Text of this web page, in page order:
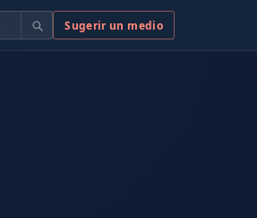
Sugerir un medio